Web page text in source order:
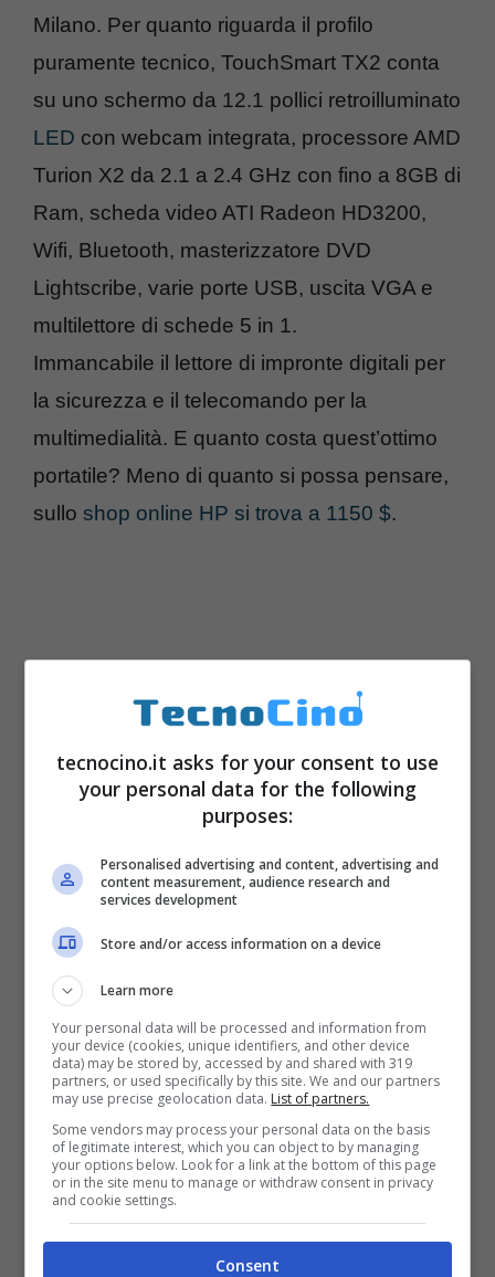
Milano. Per quanto riguarda il profilo
puramente tecnico, TouchSmart TX2 conta
su uno schermo da 12.1 pollici retroilluminato
LED con webcam integrata, processore AMD
Turion X2 da 2.1 a 2.4 GHz con fino a 8GB di
Ram, scheda video ATI Radeon HD3200,
Wifi, Bluetooth, masterizzatore DVD
Lightscribe, varie porte USB, uscita VGA e
multilettore di schede 5 in 1.
Immancabile il lettore di impronte digitali per
la sicurezza e il telecomando per la
multimedialità. E quanto costa quest’ottimo
portatile? Meno di quanto si possa pensare,
sullo shop online HP si trova a 1150 $.
tecnocino.it asks for your consent to use
your personal data for the following
purposes:
Personalised advertising and content, advertising and
content measurement, audience research and
services development
Store and/or access information on a device
Learn more
Your personal data will be processed and information from
your device (cookies, unique identifiers, and other device
data) may be stored by, accessed by and shared with 319
partners, or used specifically by this site. We and our partners
may use precise geolocation data. List of partners.
Some vendors may process your personal data on the basis
of legitimate interest, which you can object to by managing
your options below. Look for a link at the bottom of this page
or in the site menu to manage or withdraw consent in privacy
and cookie settings.
Consent